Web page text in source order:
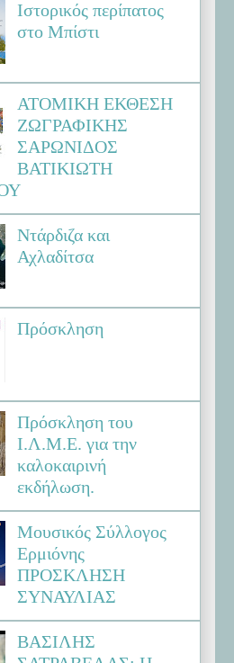
Ιστορικός περίπατος
στο Μπίστι
ΑΤΟΜΙΚΗ ΕΚΘΕΣΗ
ΖΩΓΡΑΦΙΚΗΣ
ΣΑΡΩΝΙΔΟΣ
ΒΑΤΙΚΙΩΤΗ
Ντάρδιζα και
Αχλαδίτσα
Πρόσκληση
Πρόσκληση του
Ι.Λ.Μ.Ε. για την
καλοκαιρινή
εκδήλωση.
Μουσικός Σύλλογος
Ερμιόνης
ΠΡΟΣΚΛΗΣΗ
ΣΥΝΑΥΛΙΑΣ
ΒΑΣΙΛΗΣ